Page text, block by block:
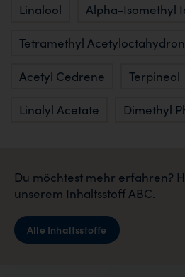
Linalool Alpha-Isomethyl
Tetramethyl
Acetyl Cedrene Terpineol
Linalyl Acetate Dimethyl
Du möchtest mehr erfahren?
unserem Inhaltsstoff ABC.
Alle Inhaltsstoffe